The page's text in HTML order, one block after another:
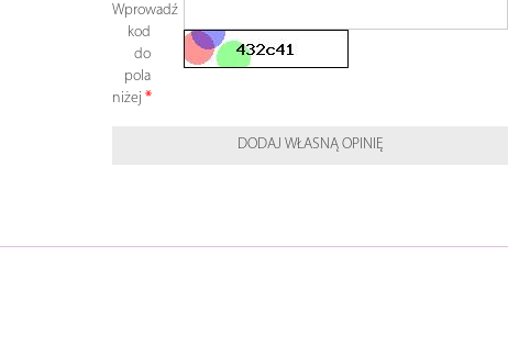
Wprowadź
kod
do
pola
niżej
DODAJ WŁASNĄ OPINIĘ